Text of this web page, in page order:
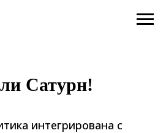
Сатурн!
интегрирована с